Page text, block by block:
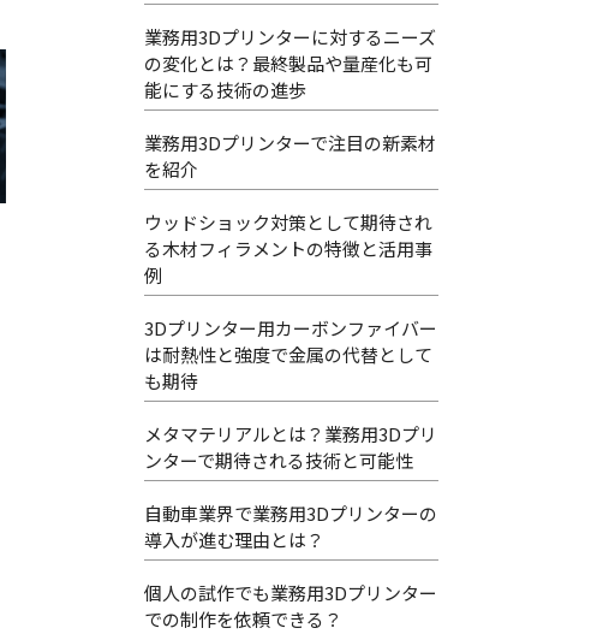
業務用3Dプリンターに対するニーズ
の変化とは？最終製品や量産化も可
能にする技術の進歩
業務用3Dプリンターで注目の新素材
を紹介
ウッドショック対策として期待され
る木材フィラメントの特徴と活用事
例
3Dプリンター用カーボンファイバー
は耐熱性と強度で金属の代替として
も期待
メタマテリアルとは？業務用3Dプリ
ンターで期待される技術と可能性
自動車業界で業務用3Dプリンターの
導入が進む理由とは？
個人の試作でも業務用3Dプリンター
での制作を依頼できる？